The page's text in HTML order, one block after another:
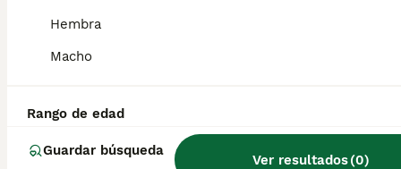
Hembra
Macho
Rango de edad
Guardar búsqueda
Ver resultados(0)
cabeza tiene forma triangular, con orejas
punta, nariz grisácea y ojos de color
¿Qué es un gato nebelung?